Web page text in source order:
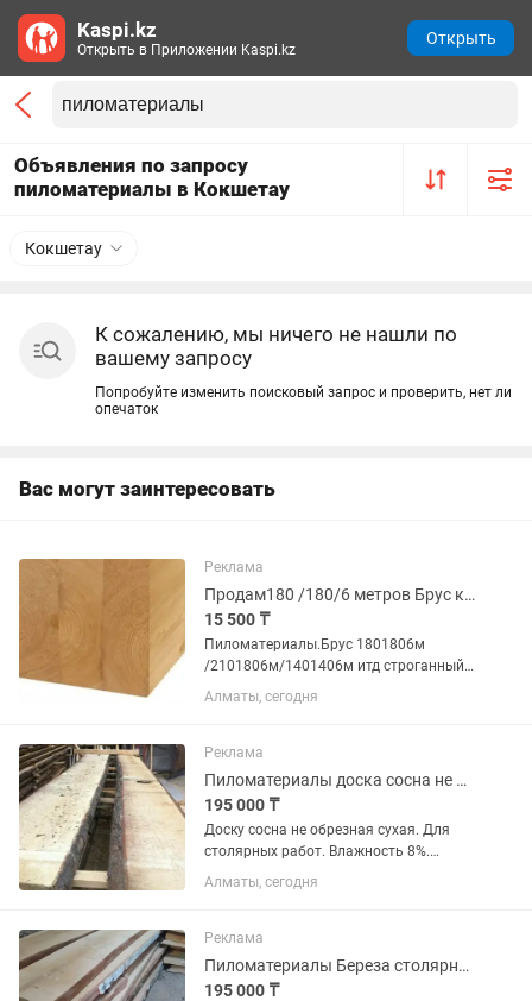
Объявления по запросу
пиломатериалы в Кокшетау
Кокшетау
К сожалению, мы ничего не нашли по
вашему запросу
Попробуйте изменить поисковый запрос и проверить, нет ли
опечаток
Вас могут заинтересовать
Реклама
Продам180 /180/6 метров Брус клееный сухой струганый. Привозим под заказ .
15 500 ₸
Пиломатериалы.Брус 1801806м
/2101806м/1401406м итд строганный
сухой клееный.
Алматы, сегодня
Реклама
Пиломатериалы доска сосна не обрезная сухая столярная
195 000 ₸
Доску сосна не обрезная сухая. Для
столярных работ. Влажность 8%.
Длина 6 метров. Толщина 50 мм, цена
1 сорт, есть наличии 00 сорт
Береза не обрезной сухая влажность...
Алматы, сегодня
Реклама
Пиломатериалы Береза столярная не обрезная сухая
195 000 ₸
Kaspi.kz
Открыть в Приложении Kaspi.kz
Открыть